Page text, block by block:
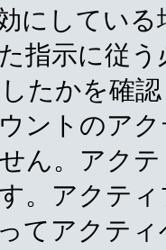
にしてい
指示に従
たかを確
ントのア
ん。アク
。アクテ
てアクテ